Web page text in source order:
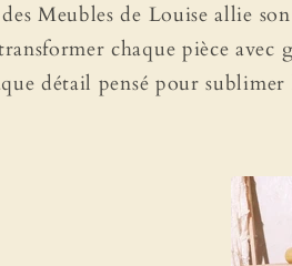
Meubles de Louise allie
chaque pièce
détail pensé pour